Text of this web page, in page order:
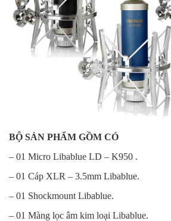
BỘ SẢN PHẨM GỒM CÓ
– 01 Micro Libablue LD – K950 .
– 01 Cáp XLR – 3.5mm Libablue.
– 01 Shockmount Libablue.
– 01 Màng lọc âm kim loại Libablue.